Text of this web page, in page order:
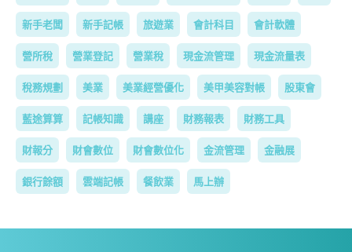
新手老闆 新手記帳 旅遊業 會計科目 會計軟體
營所稅 營業登記 營業稅 現金流管理 現金流量表
稅務規劃 美業 美業經營優化 美甲美容對帳 股東會
藍途算算 記帳知識 講座 財務報表 財務工具
財報分 財會數位 財會數位化 金流管理 金融展
銀行餘額 雲端記帳 餐飲業 馬上辦